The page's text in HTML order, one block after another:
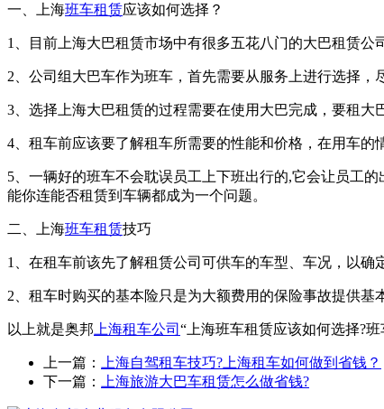
一、上海班车租赁应该如何选择？
1、目前上海大巴租赁市场中有很多五花八门的大巴租赁公
2、公司组大巴车作为班车，首先需要从服务上进行选择
3、选择上海大巴租赁的过程需要在使用大巴完成，要租大
4、租车前应该要了解租车所需要的性能和价格，在用车的
5、一辆好的班车不会耽误员工上下班出行的,它会让员工
能你连能否租赁到车辆都成为一个问题。
二、上海班车租赁技巧
1、在租车前该先了解租赁公司可供车的车型、车况，以
2、租车时购买的基本险只是为大额费用的保险事故提供
以上就是奥邦 上海租车公司 “上海班车租赁应该如何选择?
上一篇：
上海自驾租车技巧?上海租车如何做到省钱？
下一篇：
上海旅游大巴车租赁怎么做省钱?